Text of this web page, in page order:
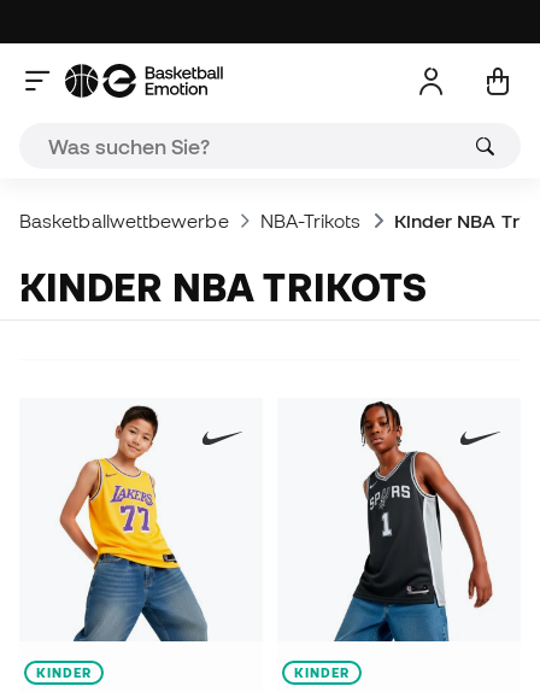
Basketballwettbewerbe NBA-Trikots Kinder NBA
KINDER NBA TRIKOTS
KINDER KINDER